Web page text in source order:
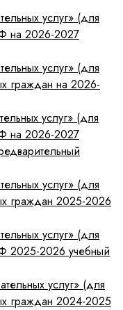
услуг» (для
на 2026-2027
услуг» (для
граждан на 2026-
услуг» (для
на 2026-2027
услуг» (для
граждан 2025-2026
услуг» (для
2025-2026 учебный
услуг» (для
граждан 2024-2025